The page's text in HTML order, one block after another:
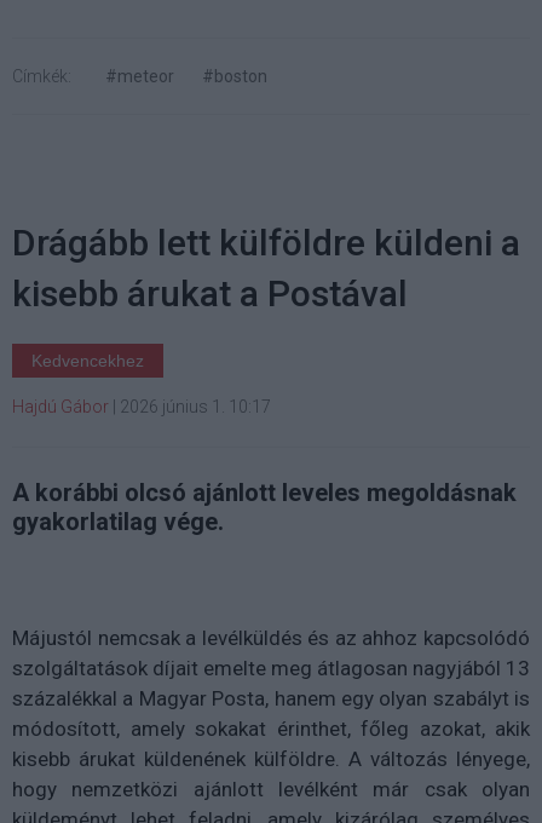
Címkék: #meteor #boston
Drágább lett külföldre küldeni a
kisebb árukat a Postával
Kedvencekhez
Hajdú Gábor 2026 június 1. 10:17
A korábbi olcsó ajánlott leveles megoldásnak
gyakorlatilag vége.
Májustól nemcsak a levélküldés és az ahhoz kapcsolódó
szolgáltatások díjait emelte meg átlagosan nagyjából 13
százalékkal a Magyar Posta, hanem egy olyan szabályt is
módosított, amely sokakat érinthet, főleg azokat, akik
kisebb árukat küldenének külföldre. A változás lényege,
hogy nemzetközi ajánlott levélként már csak olyan